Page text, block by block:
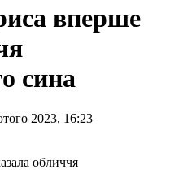
вперше
сина
2023, 16:23